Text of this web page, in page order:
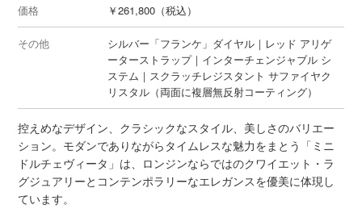
価格 ￥261,800（税込）
その他
シルバー「フランケ」ダイヤル｜レッド アリゲ
ーターストラップ｜インターチェンジャブル シ
ステム｜スクラッチレジスタント サファイヤク
リスタル（両面に複層無反射コーティング）
控えめなデザイン、クラシックなスタイル、美しさのバリエー
ション。モダンでありながらタイムレスな魅力をまとう「ミニ
ドルチェヴィータ」は、ロンジンならではのクワイエット・ラ
グジュアリーとコンテンポラリーなエレガンスを優美に体現し
ています。